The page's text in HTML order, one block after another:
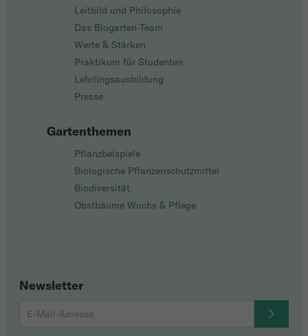
Leitbild und Philosophie
Das Biogarten-Team
Werte & Stärken
Praktikum für Studenten
Lehrlingsausbildung
Presse
Gartenthemen
Pflanzbeispiele
Biologische Pflanzenschutzmittel
Biodiversität
Obstbäume Wuchs & Pflege
Newsletter